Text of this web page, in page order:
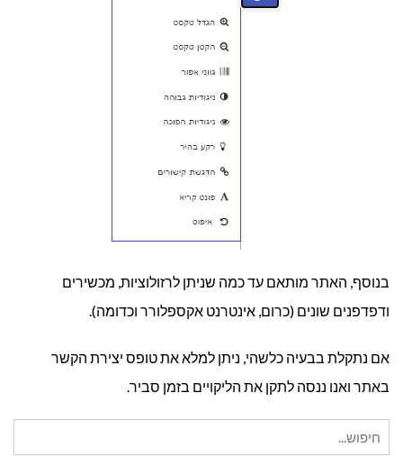
בנוסף, האתר מותאם עד כמה שניתן לרזולוציות, מכשירים
ודפדפנים שונים (כרום, אינטרנט אקספלורר וכדומה).
אם נתקלת בבעיה כלשהי, ניתן למלא את טופס יצירת הקשר
באתר ואנו ננסה לתקן את הליקויים בזמן סביר.
עבור: